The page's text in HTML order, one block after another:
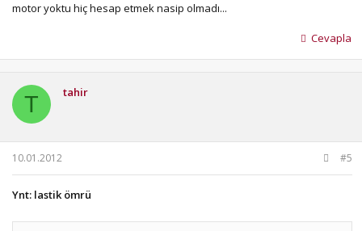
motor yoktu hiç hesap etmek nasip olmadı...
Cevapla
T tahir
10.01.2012 #5
Ynt: lastik ömrü